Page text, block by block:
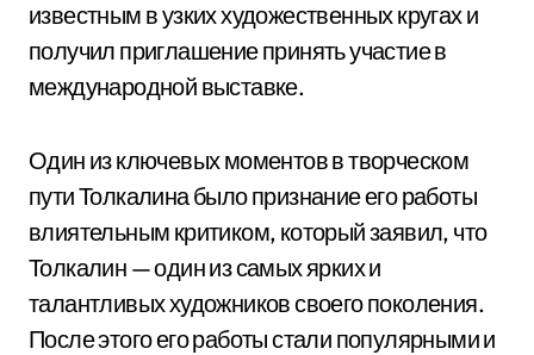
известным в узких художественных кругах и
получил приглашение принять участие в
международной выставке.
Один из ключевых моментов в творческом
пути Толкалина было признание его работы
влиятельным критиком, который заявил, что
Толкалин — один из самых ярких и
талантливых художников своего поколения.
После этого его работы стали популярными и